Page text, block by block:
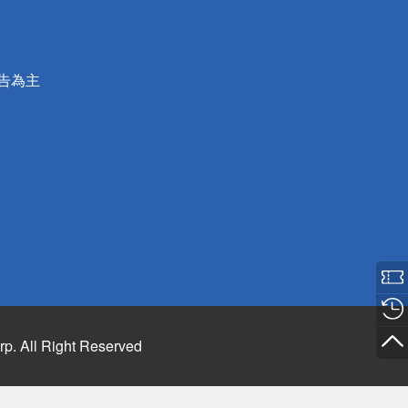
為主
All Right Reserved